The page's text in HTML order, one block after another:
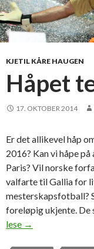
KJETIL KÅRE HAUGEN
Håpet
17. OKTOBER 2014
Er det allikevel håp
2016? Kan vi håpe
Paris? Vil norske
valfarte til Gallia for
mesterskapsfotball?
foreløpig ukjente. De
lese H
→